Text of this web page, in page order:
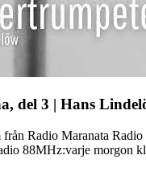
del 3 | Hans
Radio Maranata Radio
88MHz:varje morgon